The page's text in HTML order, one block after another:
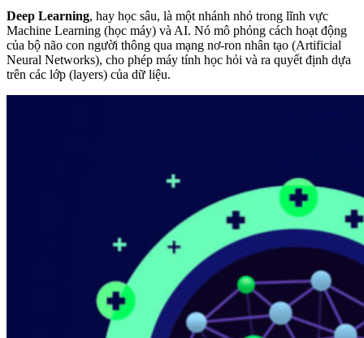
Deep Learning, hay học sâu, là một nhánh nhỏ trong lĩnh vực
Machine Learning (học máy) và AI. Nó mô phỏng cách hoạt động
của bộ não con người thông qua mạng nơ-ron nhân tạo (Artificial
Neural Networks), cho phép máy tính học hỏi và ra quyết định dựa
trên các lớp (layers) của dữ liệu.